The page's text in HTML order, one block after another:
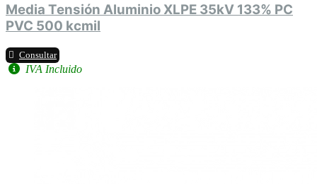
Media Tensión Aluminio XLPE 35kV 133% PC
PVC 500 kcmil
Consultar
IVA Incluido